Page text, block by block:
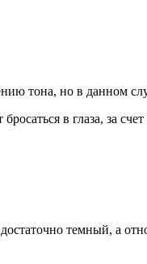
тона, но в данном
в глаза, за
темный, а